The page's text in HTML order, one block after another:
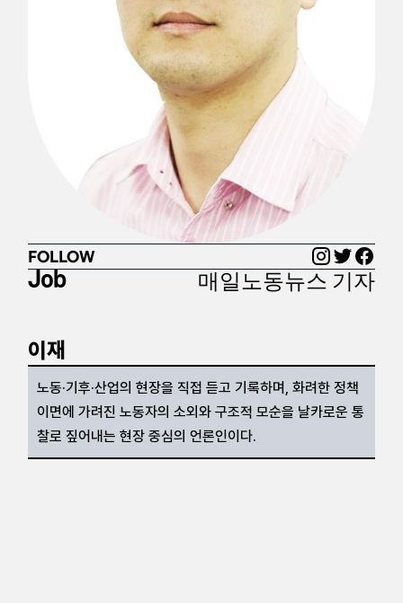
FOLLOW
Job 매일노동뉴스 기자
이재
노동·기후·산업의 현장을 직접 듣고 기록하며, 화려한 정책
이면에 가려진 노동자의 소외와 구조적 모순을 날카로운 통
찰로 짚어내는 현장 중심의 언론인이다.